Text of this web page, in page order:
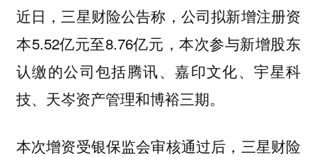
近日，三星财险公告称，公司拟新增注册资
本5.52亿元至8.76亿元，本次参与新增股东
认缴的公司包括腾讯、嘉印文化、宇星科
技、天岑资产管理和博裕三期。
本次增资受银保监会审核通过后，三星财险